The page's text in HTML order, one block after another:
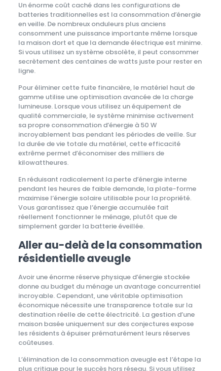
Un énorme coût caché dans les configurations de
batteries traditionnelles est la consommation d’énergie
en veille. De nombreux onduleurs plus anciens
consomment une puissance importante même lorsque
la maison dort et que la demande électrique est minime.
Si vous utilisez un système obsolète, il peut consommer
secrètement des centaines de watts juste pour rester en
ligne.
Pour éliminer cette fuite financière, le matériel haut de
gamme utilise une optimisation avancée de la charge
lumineuse. Lorsque vous utilisez un équipement de
qualité commerciale, le système minimise activement
sa propre consommation d’énergie à 50 W
incroyablement bas pendant les périodes de veille. Sur
la durée de vie totale du matériel, cette efficacité
extrême permet d’économiser des milliers de
kilowattheures.
En réduisant radicalement la perte d’énergie interne
pendant les heures de faible demande, la plate-forme
maximise l’énergie solaire utilisable pour la propriété.
Vous garantissez que l’énergie accumulée fait
réellement fonctionner le ménage, plutôt que de
simplement garder la batterie éveillée.
Aller au-delà de la consommation
résidentielle aveugle
Avoir une énorme réserve physique d’énergie stockée
donne au budget du ménage un avantage concurrentiel
incroyable. Cependant, une véritable optimisation
économique nécessite une transparence totale sur la
destination réelle de cette électricité. La gestion d’une
maison basée uniquement sur des conjectures expose
les résidents à épuiser prématurément leurs réserves
coûteuses.
L’élimination de la consommation aveugle est l’étape la
plus critique pour le succès hors réseau. Si vous utilisez